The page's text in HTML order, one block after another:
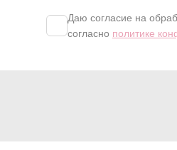
Даю согласие на
согласно политике